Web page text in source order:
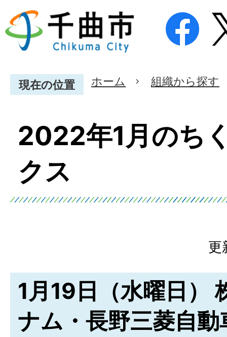
現在の位置 ホーム 組織から探す
2022年1月のち
クス
更
1月19日（水曜日）
ナム・長野三菱自